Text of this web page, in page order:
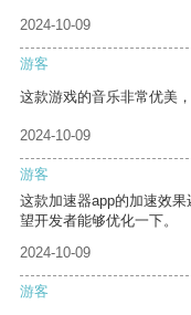
2024-10-09
游客
这款游戏的音乐非常优美
2024-10-09
游客
这款加速器app的加速效
望开发者能够优化一下。
2024-10-09
游客